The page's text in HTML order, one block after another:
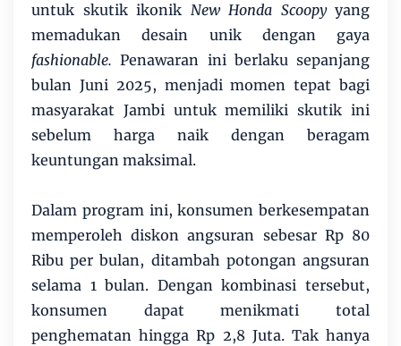
untuk skutik ikonik New Honda Scoopyyang
memadukan desain unik dengan gaya
fashionable. Penawaran ini berlaku sepanjang
bulan Juni 2025, menjadi momen tepat bagi
masyarakat Jambi untuk memiliki skutik ini
sebelum harga naik dengan beragam
keuntungan maksimal.
Dalam program ini, konsumen berkesempatan
memperoleh diskon angsuran sebesar Rp 80
Ribu per bulan, ditambah potongan angsuran
selama 1 bulan. Dengan kombinasi tersebut,
konsumen dapat menikmati total
penghematan hingga Rp 2,8 Juta. Tak hanya